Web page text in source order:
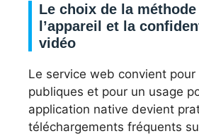
Le choix de la
l’appareil et la
vidéo
Le service web convient pour
publiques et pour un usage
application native devient
téléchargements fréquents